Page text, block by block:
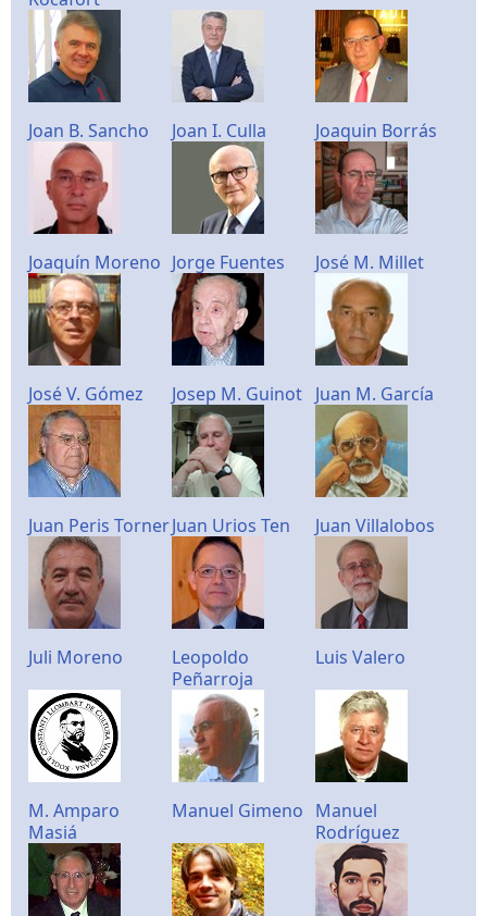
Joan B. Sancho Joan I. Culla Joaquin Borrás
Joaquín Moreno Jorge Fuentes José M. Millet
José V. Gómez Josep M. Guinot Juan M. García
Juan Peris TornerJuan Urios Ten Juan Villalobos
Juli Moreno
Leopoldo
Peñarroja
Luis Valero
M. Amparo
Masiá
Manuel Gimeno Manuel
Rodríguez